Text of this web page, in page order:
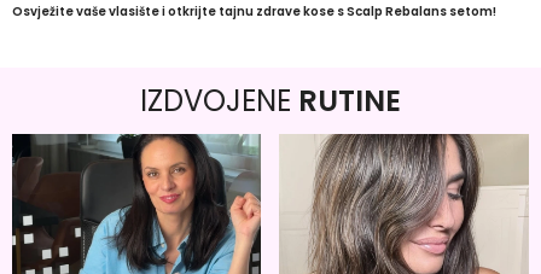
Osvježite vaše vlasište i otkrijte tajnu zdrave kose s Scalp Rebalans setom!
IZDVOJENE RUTINE